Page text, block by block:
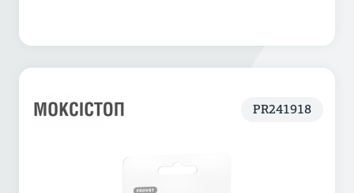
PR241918